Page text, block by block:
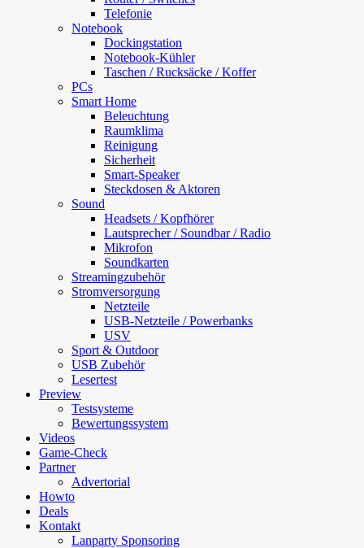
Telefonie
Notebook
Dockingstation
Notebook-Kühler
Taschen / Rucksäcke / Koffer
PCs
Smart Home
Beleuchtung
Raumklima
Reinigung
Sicherheit
Smart-Speaker
Steckdosen & Aktoren
Sound
Headsets / Kopfhörer
Lautsprecher / Soundbar / Radio
Mikrofon
Soundkarten
Streamingzubehör
Stromversorgung
Netzteile
USB-Netzteile / Powerbanks
USV
Sport & Outdoor
USB Zubehör
Lesertest
Preview
Testsysteme
Bewertungssystem
Videos
Game-Check
Partner
Advertorial
Howto
Deals
Kontakt
Lanparty Sponsoring